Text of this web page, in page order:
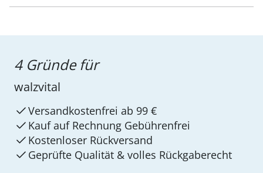
4 Gründe für
walzvital
Versandkostenfrei ab 99 €
Kauf auf Rechnung Gebührenfrei
Kostenloser Rückversand
Geprüfte Qualität & volles Rückgaberecht